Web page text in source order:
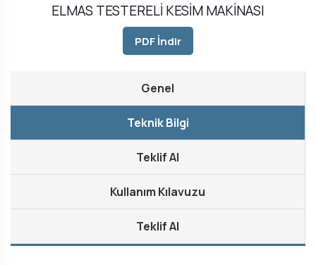
ELMAS TESTERELİ KESİM MAKİNASI
PDF İndir
Genel
Teknik Bilgi
Teklif Al
Kullanım Kılavuzu
Teklif Al